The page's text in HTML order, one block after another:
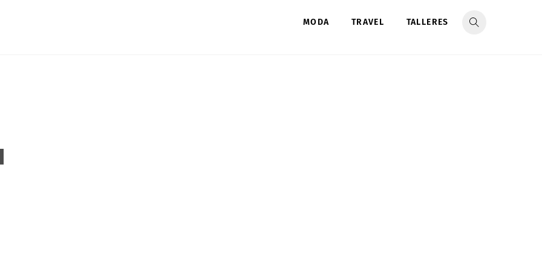
MODA TRAVEL TALLERES